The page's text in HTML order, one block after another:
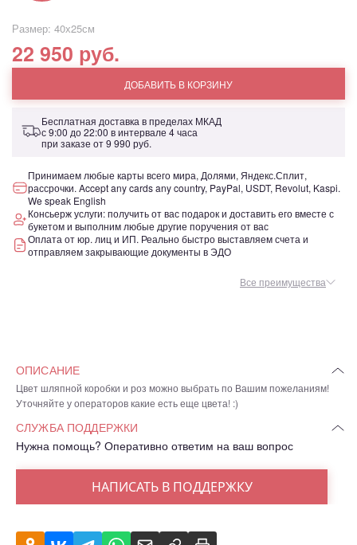
Размер: 40х25см
22 950 руб.
ДОБАВИТЬ В КОРЗИНУ
Бесплатная доставка в пределах МКАД
с 9:00 до 22:00 в интервале 4 часа
при заказе от9 990 руб.
Принимаем любые карты всего мира, Долями, Яндекс.Сплит,
рассрочки. Accept any cards any country, PayPal, USDT, Revolut, Kaspi.
We speak English
Консьерж услуги: получить от вас подарок и доставить его вместе с
букетом и выполним любые другие поручения от вас
Оплата от юр. лиц и ИП. Реально быстро выставляем счета и
отправляем закрывающие документы в ЭДО
Все преимущества
ОПИСАНИЕ
Цвет шляпной коробки и роз можно выбрать по Вашим пожеланиям!
Уточняйте у операторов какие есть еще цвета! :)
СЛУЖБА ПОДДЕРЖКИ
Нужна помощь? Оперативно ответим на ваш вопрос
НАПИСАТЬ В ПОДДЕРЖКУ